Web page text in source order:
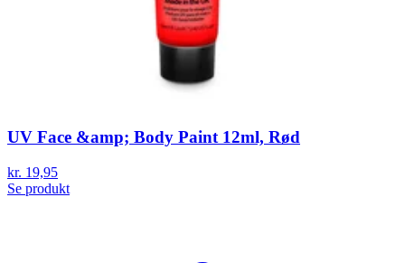
UV Face &amp; Body Paint 12ml, Rød
kr. 19,95
Se produkt